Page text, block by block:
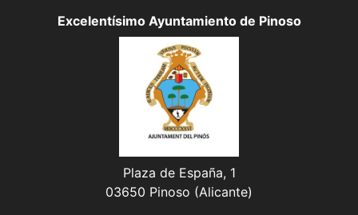
Excelentísimo Ayuntamiento de Pinoso
Plaza de España, 1
03650 Pinoso (Alicante)